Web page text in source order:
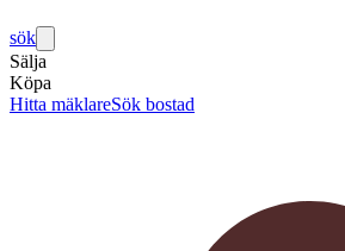
sök
Sälja
Köpa
Hitta mäklareSök bostad